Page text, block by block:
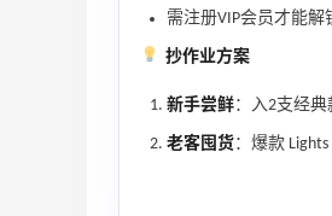
需注册VIP会员才能解
抄作业方案
新手尝鲜：入2支经
老客囤货：爆款
每满$100返$25
Bloomingdales
Columbia
低至6折